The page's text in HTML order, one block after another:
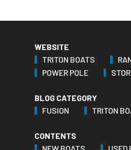
WEBSITE
TRITON BOATS
POWER POLE
BLOG CATEGORY
FUSION
TRITON
CONTENTS